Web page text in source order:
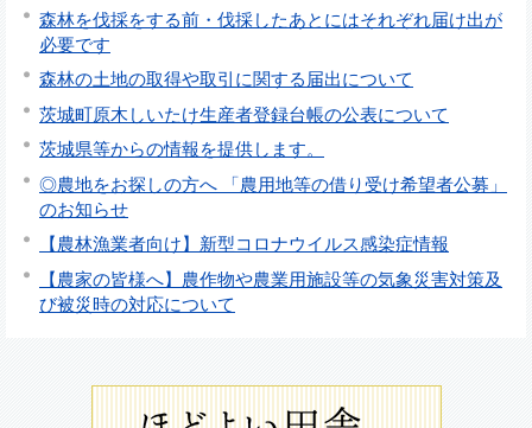
森林を伐採をする前・伐採したあとにはそれぞれ届け出が
必要です
森林の土地の取得や取引に関する届出について
茨城町原木しいたけ生産者登録台帳の公表について
茨城県等からの情報を提供します。
◎農地をお探しの方へ 「農用地等の借り受け希望者公募」
のお知らせ
【農林漁業者向け】新型コロナウイルス感染症情報
【農家の皆様へ】農作物や農業用施設等の気象災害対策及
び被災時の対応について